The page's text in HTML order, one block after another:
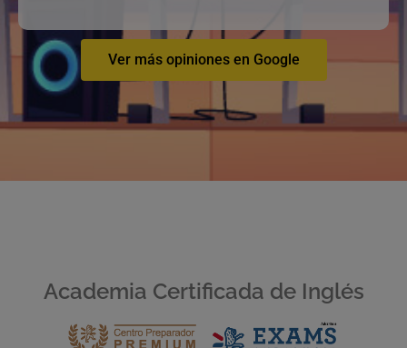
Ver más opiniones en Google
Academia Certificada de Inglés